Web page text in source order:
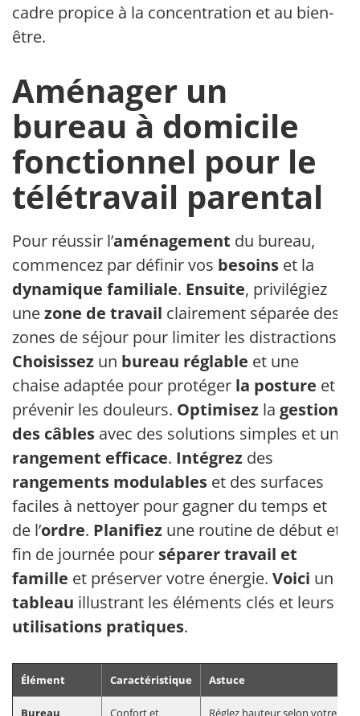
cadre propice à la concentration et au bien-
être.
Aménager un
bureau à domicile
fonctionnel pour le
télétravail parental
Pour réussir l’aménagement du bureau,
commencez par définir vos besoins et la
dynamique familiale. Ensuite, privilégiez
unezone de travail clairement séparée des
zones de séjour pour limiter les distractions.
Choisissez un bureau réglable et une
chaise adaptée pour protéger la posture et
prévenir les douleurs. Optimisez la gestion
des câbles avec des solutions simples et un
rangement efficace. Intégrez des
rangements modulables et des surfaces
faciles à nettoyer pour gagner du temps et
de l’ordre. Planifiez une routine de début et
fin de journée pour séparer travail et
famille et préserver votre énergie. Voici un
tableau illustrant les éléments clés et leurs
utilisations pratiques.
Élément Caractéristique Astuce
Bureau
Confort et
Réglez hauteur selon votre